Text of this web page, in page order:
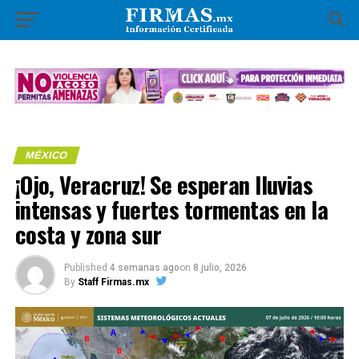
MÉXICO
​¡Ojo, Veracruz! Se esperan lluvias
intensas y fuertes tormentas en la
costa y zona sur
Published 4 semanas agoon 8 julio, 2026
By Staff Firmas.mx